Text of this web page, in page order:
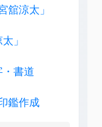
舘涼太」
」
・書道
鑑作成